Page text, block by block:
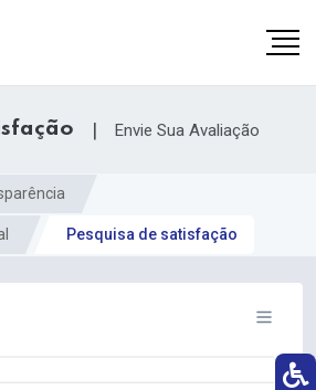
| Envie Sua Avaliação
Pesquisa de satisfação